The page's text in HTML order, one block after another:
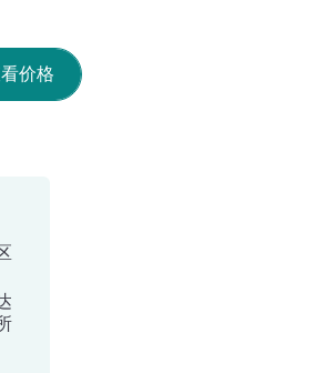
价格